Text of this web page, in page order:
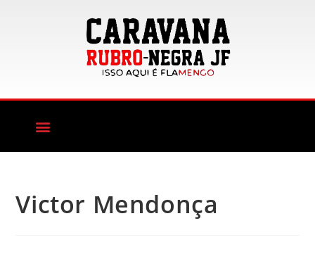
Victor Mendonça